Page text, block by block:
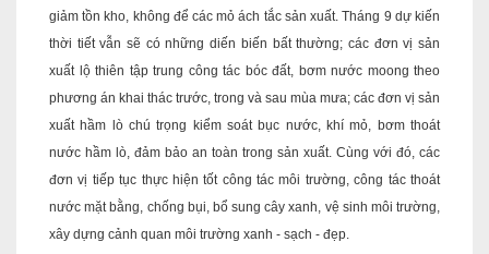
giảm tồn kho, không để các mỏ ách tắc sản xuất. Tháng 9 dự kiến
thời tiết vẫn sẽ có những diến biến bất thường; các đơn vị sản
xuất lộ thiên tập trung công tác bóc đất, bơm nước moong theo
phương án khai thác trước, trong và sau mùa mưa; các đơn vị sản
xuất hầm lò chú trọng kiểm soát bục nước, khí mỏ, bơm thoát
nước hầm lò, đảm bảo an toàn trong sản xuất. Cùng với đó, các
đơn vị tiếp tục thực hiện tốt công tác môi trường, công tác thoát
nước mặt bằng, chống bụi, bổ sung cây xanh, vệ sinh môi trường,
xây dựng cảnh quan môi trường xanh - sạch - đẹp.